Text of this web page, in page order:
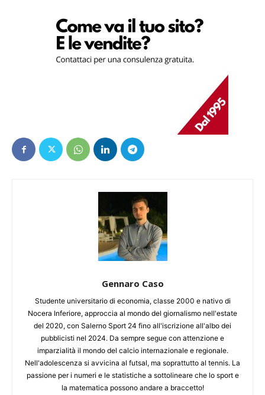
Gennaro Caso
Studente universitario di economia, classe 2000 e nativo di
Nocera Inferiore, approccia al mondo del giornalismo nell'estate
del 2020, con Salerno Sport 24 fino all'iscrizione all'albo dei
pubblicisti nel 2024. Da sempre segue con attenzione e
imparzialità il mondo del calcio internazionale e regionale.
Nell'adolescenza si avvicina al futsal, ma soprattutto al tennis. La
passione per i numeri e le statistiche a sottolineare che lo sport e
la matematica possono andare a braccetto!